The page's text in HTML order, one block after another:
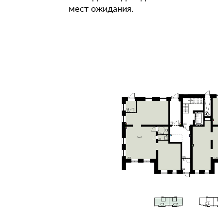
мест ожидания.